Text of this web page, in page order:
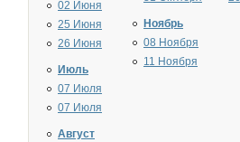
02 Июня
25 Июня
26 Июня
Июль
07 Июля
07 Июля
Август
Ноябрь
08 Ноября
11 Ноября